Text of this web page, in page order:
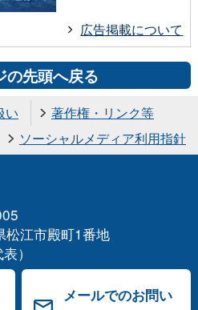
広告掲載について
の先頭へ戻る
い
著作権・リンク等
ソーシャルメディア利用指針
江市殿町1番地
）
メールでのお問い